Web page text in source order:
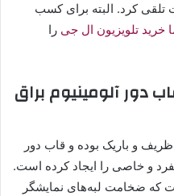
تلقی کرد. البته برای کسب
خرید تلویزیون ال جی را
دور آلومینیوم براق
و باریک بوده و قاب دور
و خاصی را ایجاد کرده است.
که ضخامت لبه‌های نمایشگر